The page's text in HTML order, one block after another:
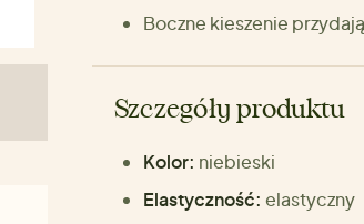
Boczne kieszenie
Szczegóły produktu
Kolor: niebieski
Elastyczność: elastyczny